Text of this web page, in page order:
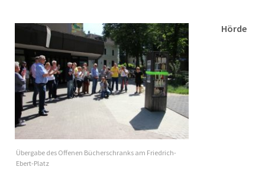
Übergabe des Offenen Bücherschranks am Friedrich-
Ebert-Platz
Hörde